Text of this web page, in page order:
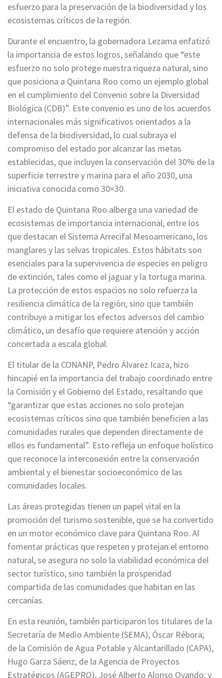
esfuerzo para la preservación de la biodiversidad y los
ecosistemas críticos de la región.
Durante el encuentro, la gobernadora Lezama enfatizó
la importancia de estos logros, señalando que “este
esfuerzo no solo protege nuestra riqueza natural, sino
que posiciona a Quintana Roo como un ejemplo global
en el cumplimiento del Convenio sobre la Diversidad
Biológica (CDB)”. Este convenio es uno de los acuerdos
internacionales más significativos orientados a la
defensa de la biodiversidad, lo cual subraya el
compromiso del estado por alcanzar las metas
establecidas, que incluyen la conservación del 30% de la
superficie terrestre y marina para el año 2030, una
iniciativa conocida como 30×30.
El estado de Quintana Roo alberga una variedad de
ecosistemas de importancia internacional, entre los
que destacan el Sistema Arrecifal Mesoamericano, los
manglares y las selvas tropicales. Estos hábitats son
esenciales para la supervivencia de especies en peligro
de extinción, tales como el jaguar y la tortuga marina.
La protección de estos espacios no solo refuerza la
resiliencia climática de la región, sino que también
contribuye a mitigar los efectos adversos del cambio
climático, un desafío que requiere atención y acción
concertada a escala global.
El titular de la CONANP, Pedro Álvarez Icaza, hizo
hincapié en la importancia del trabajo coordinado entre
la Comisión y el Gobierno del Estado, resaltando que
“garantizar que estas acciones no solo protejan
ecosistemas críticos sino que también beneficien a las
comunidades rurales que dependen directamente de
ellos es fundamental”. Esto refleja un enfoque holístico
que reconoce la interconexión entre la conservación
ambiental y el bienestar socioeconómico de las
comunidades locales.
Las áreas protegidas tienen un papel vital en la
promoción del turismo sostenible, que se ha convertido
en un motor económico clave para Quintana Roo. Al
fomentar prácticas que respeten y protejan el entorno
natural, se asegura no solo la viabilidad económica del
sector turístico, sino también la prosperidad
compartida de las comunidades que habitan en las
cercanías.
En esta reunión, también participaron los titulares de la
Secretaría de Medio Ambiente (SEMA), Óscar Rébora;
de la Comisión de Agua Potable y Alcantarillado (CAPA),
Hugo Garza Sáenz; de la Agencia de Proyectos
Estratégicos (AGEPRO), José Alberto Alonso Ovando; y